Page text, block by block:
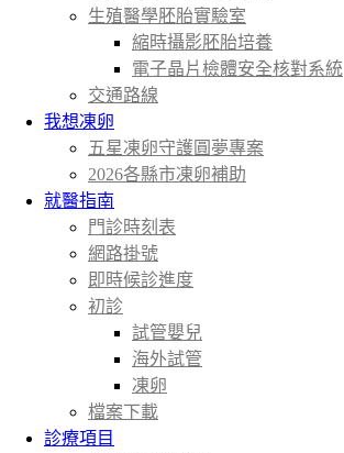
生殖醫學胚胎實驗室
縮時攝影胚胎培養
電子晶片檢體安全核對系統
交通路線
我想凍卵
五星凍卵守護圓夢專案
2026各縣市凍卵補助
就醫指南
門診時刻表
網路掛號
即時候診進度
初診
試管嬰兒
海外試管
凍卵
檔案下載
診療項目